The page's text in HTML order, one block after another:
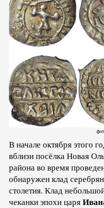
В начале октября этого
вблизи посёлка Новая
района во время
обнаружен клад
столетия. Клад
чеканки эпохи царя